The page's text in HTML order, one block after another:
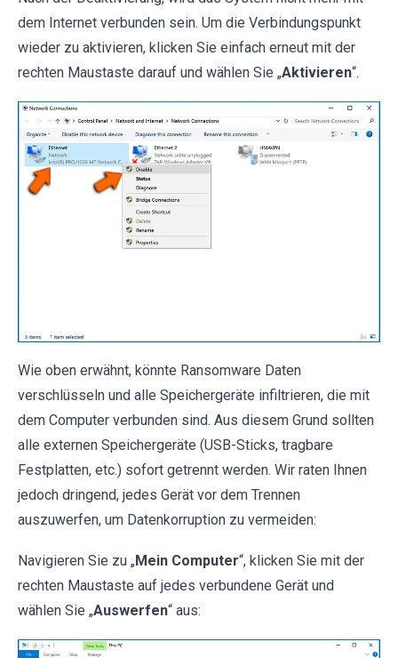
dem Internet verbunden sein. Um die Verbindungspunkt
wieder zu aktivieren, klicken Sie einfach erneut mit der
rechten Maustaste darauf und wählen Sie „Aktivieren“.
Wie oben erwähnt, könnte Ransomware Daten
verschlüsseln und alle Speichergeräte infiltrieren, die mit
dem Computer verbunden sind. Aus diesem Grund sollten
alle externen Speichergeräte (USB-Sticks, tragbare
Festplatten, etc.) sofort getrennt werden. Wir raten Ihnen
jedoch dringend, jedes Gerät vor dem Trennen
auszuwerfen, um Datenkorruption zu vermeiden:
Navigieren Sie zu „Mein Computer“, klicken Sie mit der
rechten Maustaste auf jedes verbundene Gerät und
wählen Sie „Auswerfen“ aus: